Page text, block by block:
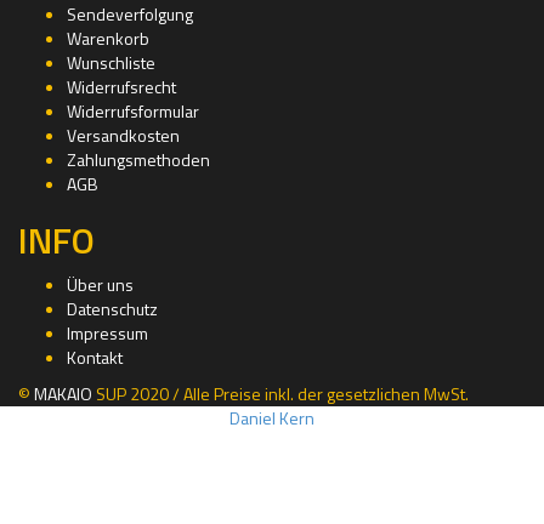
Sendeverfolgung
Warenkorb
Wunschliste
Widerrufsrecht
Widerrufsformular
Versandkosten
Zahlungsmethoden
AGB
INFO
Über uns
Datenschutz
Impressum
Kontakt
©MAKAIO SUP 2020 / Alle Preise inkl. der gesetzlichen MwSt.
Daniel Kern